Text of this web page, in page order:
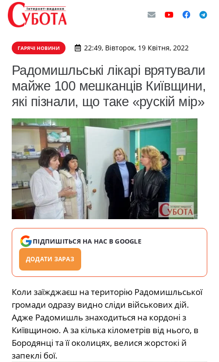
ГАРЯЧІ НОВИНИ 22:49, Вівторок, 19 Квітня, 2022
Радомишльські лікарі врятували
майже 100 мешканців Київщини,
які пізнали, що таке «рускій мір»
ПІДПИШІТЬСЯ НА НАС В GOOGLE
ДОДАТИ ЗАРАЗ
Коли заїжджаєш на територію Радомишльської
громади одразу видно сліди військових дій.
Адже Радомишль знаходиться на кордоні з
Київщиною. А за кілька кілометрів від нього, в
Бородянці та її околицях, велися жорстокі й
запеклі бої.